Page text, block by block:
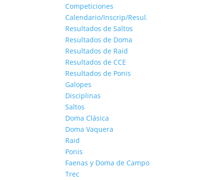
Competiciones
Calendario/Inscrip/Resul.
Resultados de Saltos
Resultados de Doma
Resultados de Raid
Resultados de CCE
Resultados de Ponis
Galopes
Disciplinas
Saltos
Doma Clásica
Doma Vaquera
Raid
Ponis
Faenas y Doma de Campo
Trec